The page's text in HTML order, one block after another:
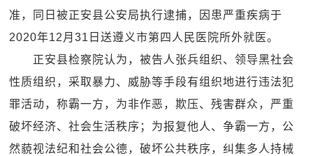
准，同日被正安县公安局执行逮捕，因患严重疾病于
2020年12月31日送遵义市第四人民医院所外就医。
正安县检察院认为，被告人张兵组织、领导黑社会
性质组织，采取暴力、威胁等手段有组织地进行违法犯
罪活动，称霸一方，为非作恶，欺压、残害群众，严重
破坏经济、社会生活秩序；为报复他人、争霸一方，公
然藐视法纪和社会公德，破坏公共秩序，纠集多人持械